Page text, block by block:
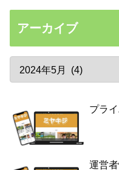
アーカイブ
プラ
運営